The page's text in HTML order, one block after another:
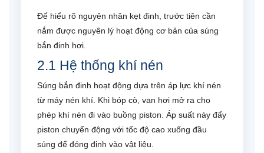
Để hiểu rõ nguyên nhân kẹt đinh, trước tiên cần
nắm được nguyên lý hoạt động cơ bản của súng
bắn đinh hơi.
2.1 Hệ thống khí nén
Súng bắn đinh hoạt động dựa trên áp lực khí nén
từ máy nén khí. Khi bóp cò, van hơi mở ra cho
phép khí nén đi vào buồng piston. Áp suất này đẩy
piston chuyển động với tốc độ cao xuống đầu
súng để đóng đinh vào vật liệu.